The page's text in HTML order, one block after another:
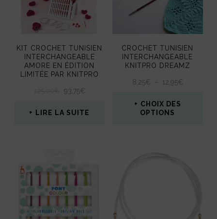
Les
options
être
choisies
sur
la
page
KIT CROCHET TUNISIEN
INTERCHANGEABLE
AMORE EN ÉDITION
LIMITÉE PAR KNITPRO
LE
INITIAL
93,75€LE
ACTUEL
LIRE LA SUITE
CROCHET TUNISIEN
INTERCHANGEABLE
KNITPRO DREAMZ
8,25€ – 12,95€PLAGE
CHOIX DES
OPTIONS